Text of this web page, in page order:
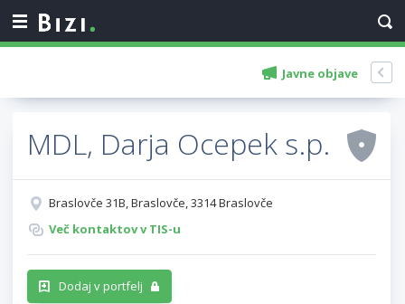
Javne objave
MDL, Darja Ocepek s.p.
Braslovče 31B, Braslovče, 3314 Braslovče
Več kontaktov v TIS-u
Dodaj v portfelj